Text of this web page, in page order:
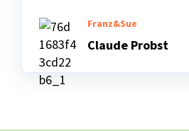
Franz&Sue
Claude Probst